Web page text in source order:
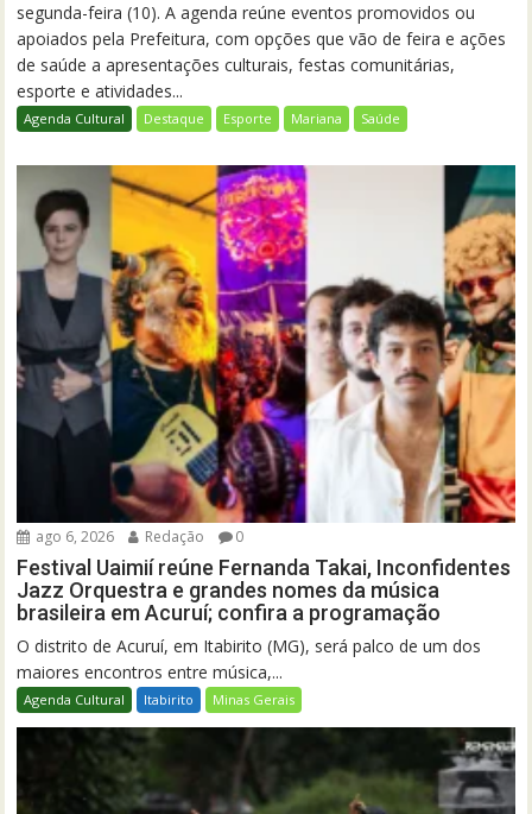
segunda-feira (10). A agenda reúne eventos promovidos ou
apoiados pela Prefeitura, com opções que vão de feira e ações
de saúde a apresentações culturais, festas comunitárias,
esporte e atividades...
Agenda Cultural Destaque Esporte Mariana Saúde
ago 6, 2026 Redação 0
Festival Uaimií reúne Fernanda Takai, Inconfidentes
Jazz Orquestra e grandes nomes da música
brasileira em Acuruí; confira a programação
O distrito de Acuruí, em Itabirito (MG), será palco de um dos
maiores encontros entre música,...
Agenda Cultural Itabirito Minas Gerais